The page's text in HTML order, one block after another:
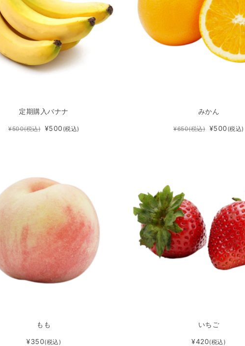
定期購入バナナ
¥500(税込) ¥500 (税込)
みかん
¥650(税込) ¥500 (税込)
もも
¥350(税込)
いちご
¥420(税込)